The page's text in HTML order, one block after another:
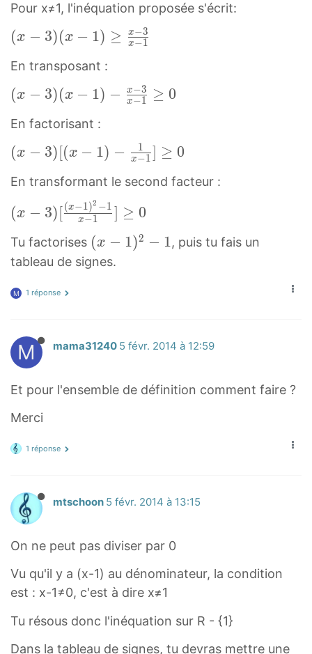
−
4
x
+
3
=
(
x
−
3
(
−
1
)
x
2
-
x
+
=
-
3
)
x
-
1
)
Pour x≠1, l'inéquation proposée s'écrit:
(
−
3
)
(
x
−
1
≥
x
−
3
x
(
x
3
)
x
)
\
g
\
f
r
(x − 3)(x − 1) ≥ x−1
x−3
En transposant :
(
−
3
)
(
x
−
1
)
x
x
−
1
0
x
3
)
x
-
1
)
-
(x − 3)(x − 1) − x−1
x−3 ≥ 0
En factorisant :
(
−
3
)
[
(
−
−
1
x
1
]
≥
(
x
3
)
[
x
-
(x − 3)[(x − 1) − x−1
1 ] ≥ 0
En transformant le second facteur :
(
x
−
3
[
x
−
1
)
2
−
1
1
]
0
(
x
3
)
(x − 3)[ x−1
(x−1)2 −1 ] ≥ 0
Tu factorises (
x
−
(
2
(x − 1)2 − 1, puis tu fais un
tableau de signes.
M 1 réponse
M mama31240 5 févr. 2014 à 12:59
Et pour l'ensemble de définition comment faire ?
Merci
1 réponse
mtschoon 5 févr. 2014 à 13:15
On ne peut pas diviser par 0
Vu qu'il y a (x-1) au dénominateur, la condition
est : x-1≠0, c'est à dire x≠1
Tu résous donc l'inéquation sur R - {1}
Dans la tableau de signes, tu devras mettre une